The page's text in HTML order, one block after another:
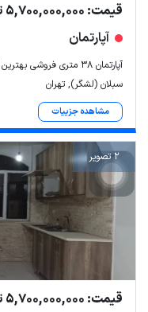
قیمت: 5,700,000,000 تومان
آپارتمان
آپارتمان ۳۸ متری فروشی بهترین لوکشن داره
سبلان (لشگر), تهران
مشاهده جزییات
2 تصویر
قیمت: 5,700,000,000 تومان